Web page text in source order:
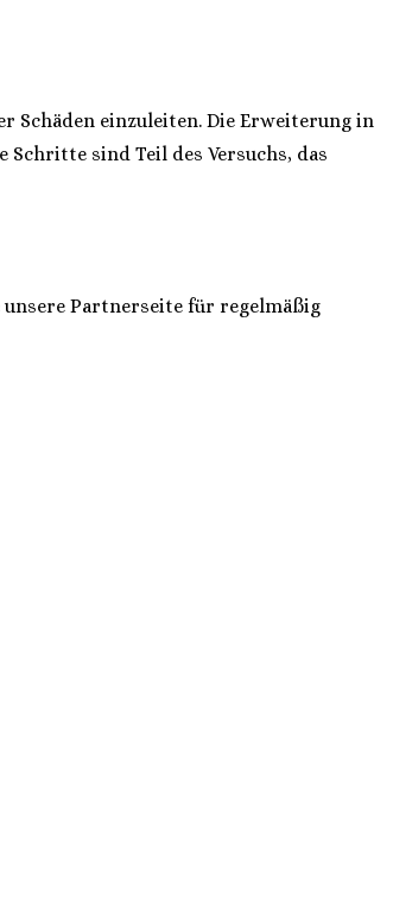
Schäden einzuleiten. Die Erweiterung in
sind Teil des Versuchs, das
unsere Partnerseite für regelmäßig